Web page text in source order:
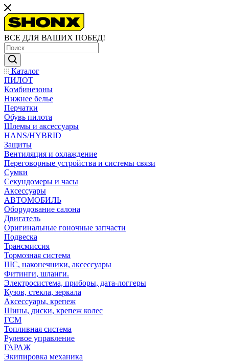
ВСЕ ДЛЯ ВАШИХ ПОБЕД!
Каталог
ПИЛОТ
Комбинезоны
Нижнее белье
Перчатки
Обувь пилота
Шлемы и аксессуары
HANS/HYBRID
Защиты
Вентиляция и охлаждение
Переговорные устройства и системы связи
Сумки
Секундомеры и часы
Аксессуары
АВТОМОБИЛЬ
Оборудование салона
Двигатель
Оригинальные гоночные запчасти
Подвеска
Трансмиссия
Тормозная система
ШС, наконечники, аксессуары
Фитинги, шланги.
Электросистема, приборы, дата-логгеры
Кузов, стекла, зеркала
Аксессуары, крепеж
Шины, диски, крепеж колес
ГСМ
Топливная система
Рулевое управление
ГАРАЖ
Экипировка механика